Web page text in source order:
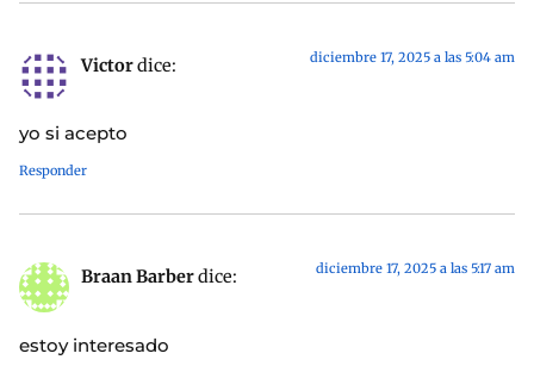
Victordice: diciembre 17, 2025 a las 5:04 am
yo si acepto
Responder
Braan Barberdice: diciembre 17, 2025 a las 5:17 am
estoy interesado